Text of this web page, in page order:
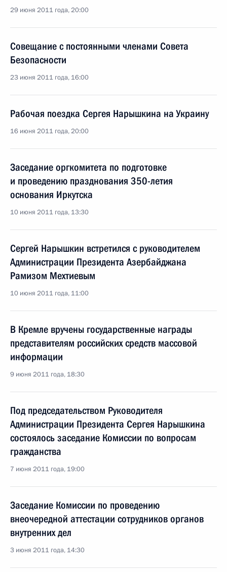
29 июня 2011 года, 20:00
Совещание с постоянными членами Совета
Безопасности
23 июня 2011 года, 16:00
Рабочая поездка Сергея Нарышкина на Украину
16 июня 2011 года, 20:00
Заседание оргкомитета по подготовке
и проведению празднования 350-летия
основания Иркутска
10 июня 2011 года, 13:30
Сергей Нарышкин встретился с руководителем
Администрации Президента Азербайджана
Рамизом Мехтиевым
10 июня 2011 года, 11:00
В Кремле вручены государственные награды
представителям российских средств массовой
информации
9 июня 2011 года, 18:30
Под председательством Руководителя
Администрации Президента Сергея Нарышкина
состоялось заседание Комиссии по вопросам
гражданства
7 июня 2011 года, 19:00
Заседание Комиссии по проведению
внеочередной аттестации сотрудников органов
внутренних дел
3 июня 2011 года, 14:30